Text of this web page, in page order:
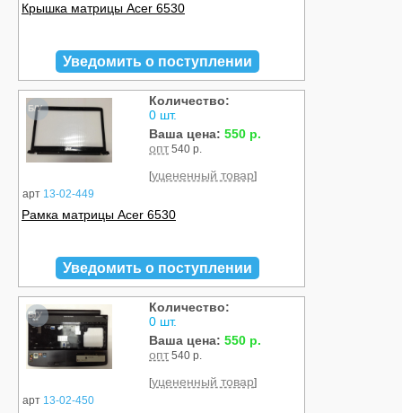
Крышка матрицы Acer 6530
Уведомить о поступлении
Б/У
арт 13-02-449
Количество:
0 шт.
Ваша цена: 550 р.
опт 540 р.
[уцененный товар]
Рамка матрицы Acer 6530
Уведомить о поступлении
Б/У
арт 13-02-450
Количество:
0 шт.
Ваша цена: 550 р.
опт 540 р.
[уцененный товар]